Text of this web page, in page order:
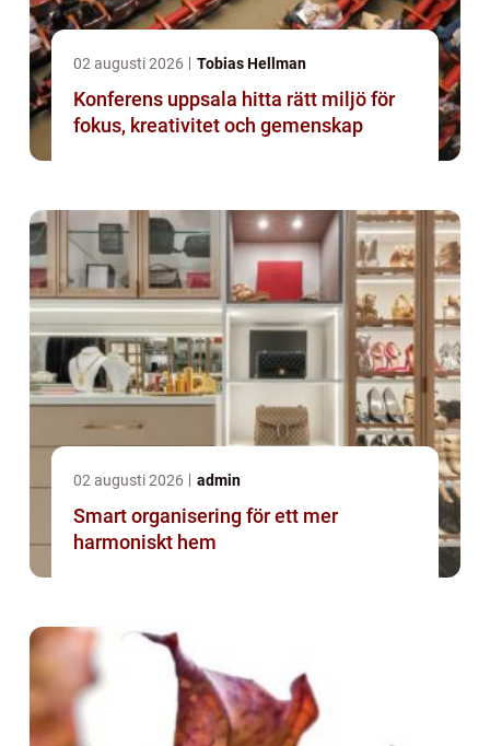
02 augusti 2026 Tobias Hellman
Konferens uppsala hitta rätt miljö för
fokus, kreativitet och gemenskap
02 augusti 2026 admin
Smart organisering för ett mer
harmoniskt hem